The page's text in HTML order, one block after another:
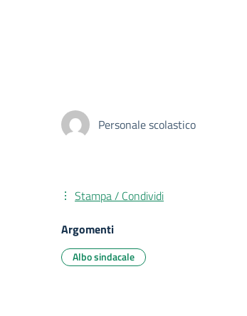
Personale scolastico
Stampa / Condividi
Argomenti
Albo sindacale